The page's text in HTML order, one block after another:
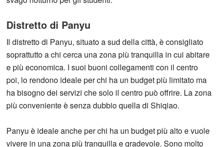
Distretto di Panyu
Il distretto di Panyu, situato a sud della città, è consigliato
soprattutto a chi cerca una zona più tranquilla in cui abitare
e più economica. I suoi buoni collegamenti con il centro
poi, lo rendono ideale per chi ha un budget più limitato ma
ha bisogno dei servizi che solo il centro può offrire. La zona
più conveniente è senza dubbio quella di Shiqiao.
Panyu è ideale anche per chi ha un budget più alto e vuole
vivere in una zona più tranquilla e gradevole. Sono molto